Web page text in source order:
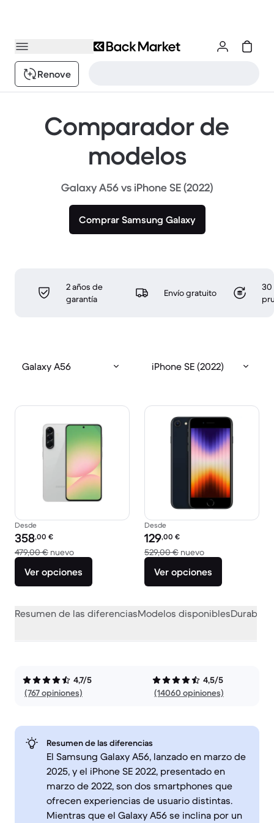
Renove
Comparador de
modelos
Galaxy A56 vs iPhone SE (2022)
Comprar Samsung Galaxy
2 años de
garantía
Envío gratuito
30
Galaxy A56 iPhone SE (2022)
Desde
Precio reacondicionado:
358,00 €
479,00 € nuevoEl dispositivo nuevo vale 479,00 €
Ver opciones
Desde
Precio reacondicionado:
129,00 €
529,00 € nuevoEl dispositivo
Ver opciones
Resumen de las diferenciasModelos disponibles
4,7/5
(767 opiniones)
4,5/5
(14060 opiniones)
Resumen de las diferencias
El Samsung Galaxy A56, lanzado en marzo de
2025, y el iPhone SE 2022, presentado en
marzo de 2022, son dos smartphones que
ofrecen experiencias de usuario distintas.
Mientras que el Galaxy A56 se inclina por un